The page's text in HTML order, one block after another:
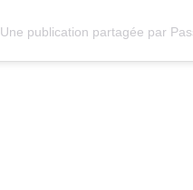
Une publication partagée par